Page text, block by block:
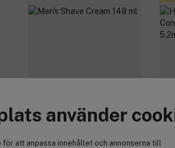
använder
att anpassa innehållet och annonserna till
Australian Gold